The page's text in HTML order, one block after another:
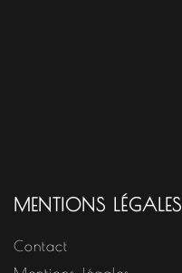
MENTIONS LÉGALES
Contact